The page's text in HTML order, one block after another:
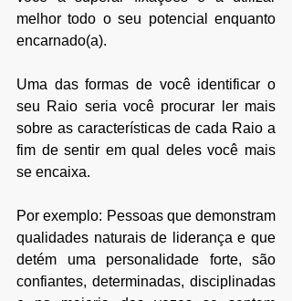
melhor todo o seu potencial enquanto
encarnado(a).
Uma das formas de você identificar o
seu Raio seria você procurar ler mais
sobre as características de cada Raio a
fim de sentir em qual deles você mais
se encaixa.
Por exemplo: Pessoas que demonstram
qualidades naturais de liderança e que
detém uma personalidade forte, são
confiantes, determinadas, disciplinadas